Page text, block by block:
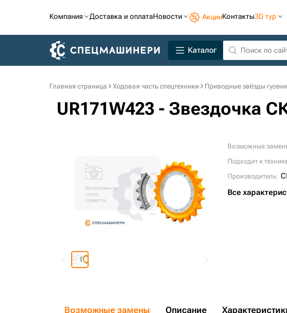
Компания Доставка и оплатаНовости АкцииКонтакты3D тур
Каталог
Главная страница Ходовая часть спецтехники Приводные звёзды
UR171W423 - Звездочка
Возможные
Подходит к
Производитель:
Все
Возможные замены Описание